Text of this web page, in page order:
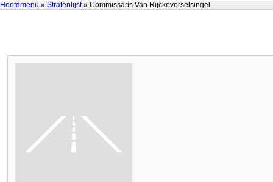
Hoofdmenu » Stratenlijst» Commissaris Van Rijckevorselsingel